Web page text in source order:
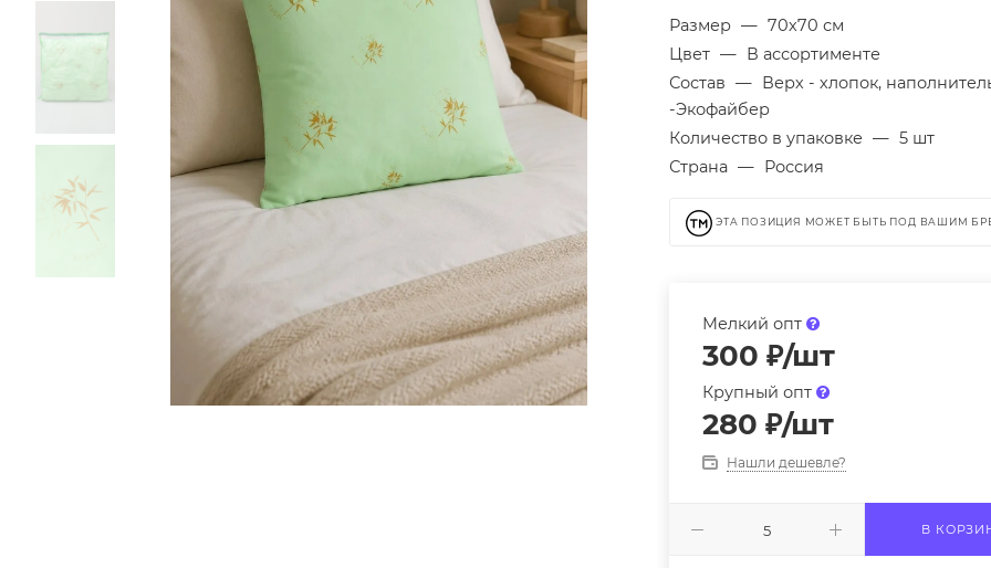
Размер — 70х70 см
Цвет — В ассортименте
Состав — Верх - хлопок,
-Экофайбер
Количество в упаковке — 5 шт
Страна — Россия
ЭТА ПОЗИЦИЯ МОЖЕТ БЫТЬ ПОД ВАШИМ
Мелкий опт
300 ₽/шт
Крупный опт
280 ₽/шт
Нашли дешевле?
В